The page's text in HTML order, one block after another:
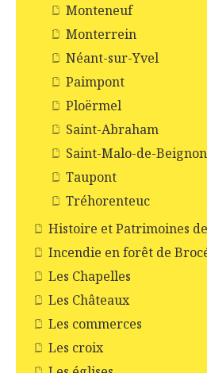
Monteneuf
Monterrein
Néant-sur-Yvel
Paimpont
Ploërmel
Saint-Abraham
Saint-Malo-de-Beignon
Taupont
Tréhorenteuc
Histoire et Patrimoines
Incendie en forêt de
Les Chapelles
Les Châteaux
Les commerces
Les croix